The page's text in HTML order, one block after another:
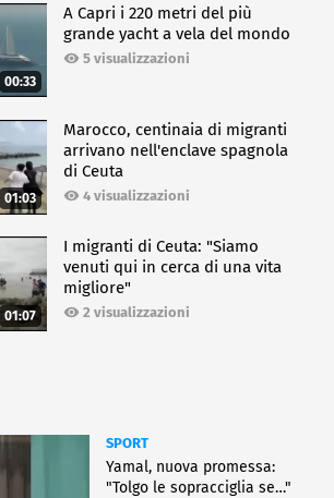
00:33
A Capri i 220 metri del più
grande yacht a vela del mondo
5 visualizzazioni
01:03
Marocco, centinaia di migranti
arrivano nell'enclave spagnola
di Ceuta
4 visualizzazioni
01:07
I migranti di Ceuta: "Siamo
venuti qui in cerca di una vita
migliore"
2 visualizzazioni
SPORT
Yamal, nuova promessa:
"Tolgo le sopracciglia se…"